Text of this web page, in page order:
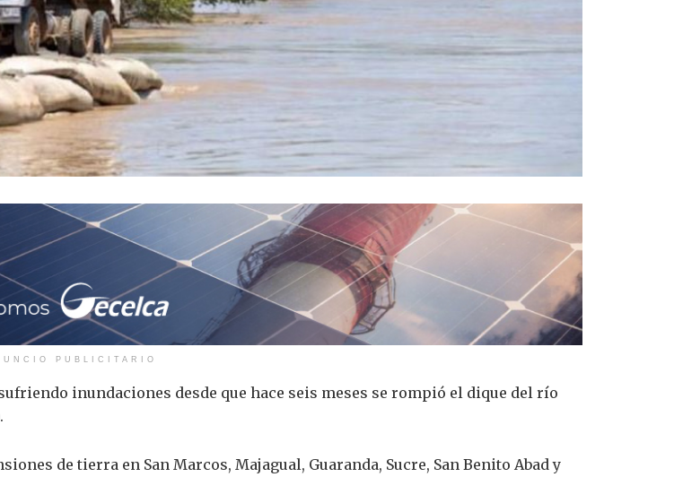
PUBLICITARIO
inundaciones desde que hace seis meses se rompió el dique del río
de tierra en San Marcos, Majagual, Guaranda, Sucre, San Benito Abad y